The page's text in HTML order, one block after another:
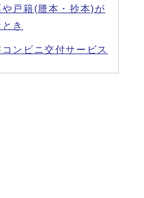
や戸籍(謄本・抄本)が
き
ンビニ交付サービス